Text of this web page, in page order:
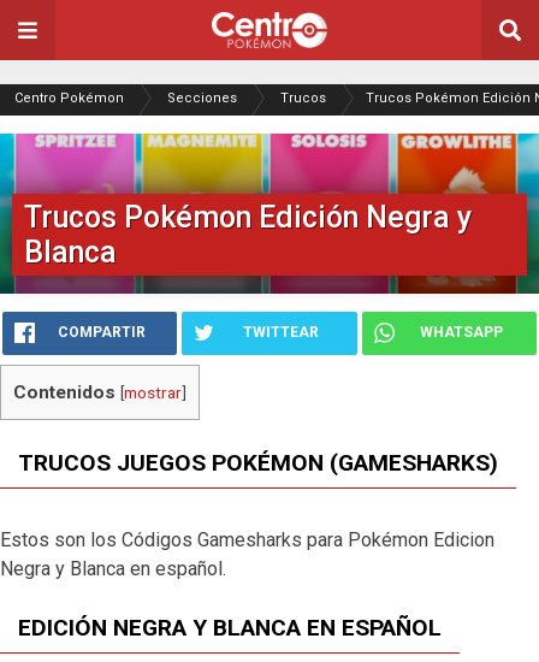
Centro Pokémon Secciones Trucos Trucos Pokémon Edición
Trucos Pokémon Edición Negra y
Blanca
COMPARTIR TWITTEAR WHATSAPP
Contenidos [mostrar]
TRUCOS JUEGOS POKÉMON (GAMESHARKS)
Estos son los Códigos Gamesharks para Pokémon Edicion
Negra y Blanca en español.
EDICIÓN NEGRA Y BLANCA EN ESPAÑOL